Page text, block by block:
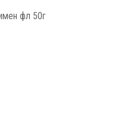
фл 50г